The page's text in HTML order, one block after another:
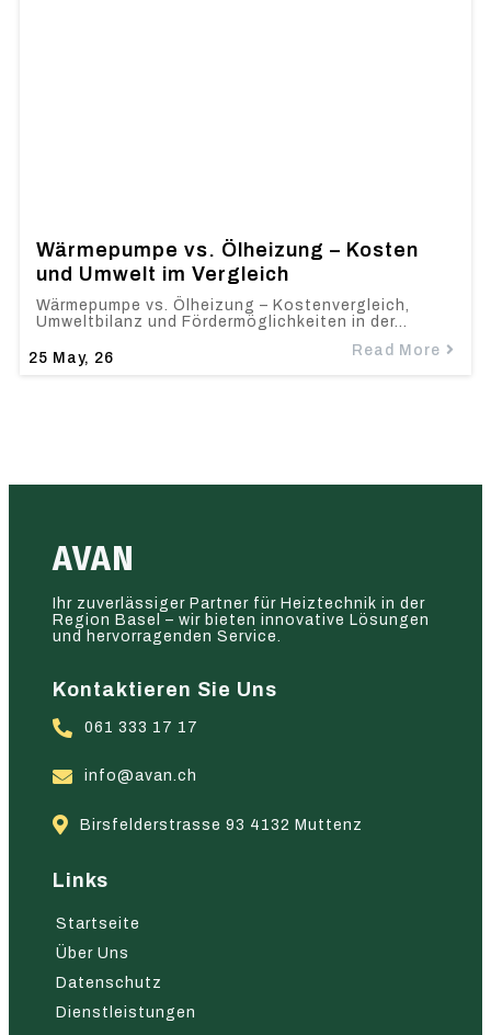
Wärmepumpe vs. Ölheizung – Kosten
und Umwelt im Vergleich
25 May, 26
Wärmepumpe vs. Ölheizung – Kostenvergleich,
Umweltbilanz und Fördermöglichkeiten in der…
Read More
AVAN
Ihr zuverlässiger Partner für Heiztechnik in der
Region Basel – wir bieten innovative Lösungen
und hervorragenden Service.
Kontaktieren Sie Uns
061 333 17 17
info@avan.ch
Birsfelderstrasse 93 4132 Muttenz
Links
Startseite
Über Uns
Datenschutz
Dienstleistungen